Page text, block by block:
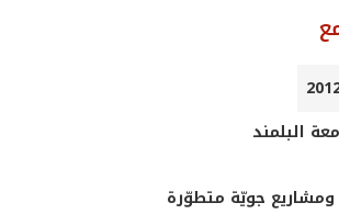
البلمند
جويّة متطوّرة